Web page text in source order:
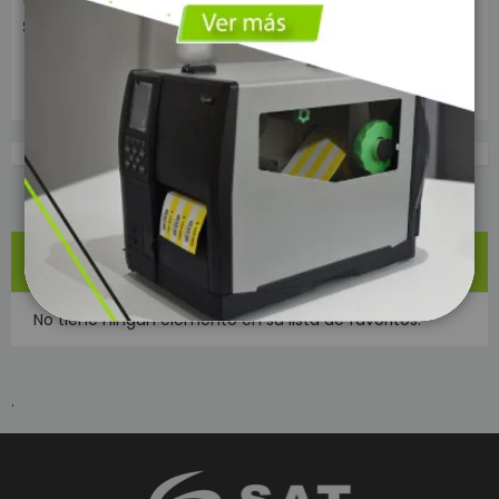
TECLADO PROGRAMABLE
SAT TP084
TECLADO PROGRAMABLE
SAT TP112L
MI LISTA DE ARTÍCULOS
No tiene ningún elemento en su lista de favoritos.
.